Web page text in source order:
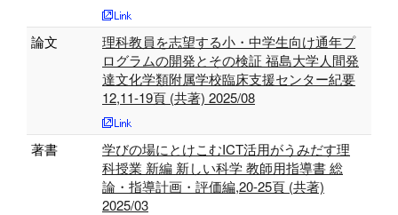
論文
理科教員を志望する小・中学生向け通年プ
ログラムの開発とその検証 福島大学人間発
達文化学類附属学校臨床支援センター紀要
12,11-19頁 (共著) 2025/08
著書
学びの場にとけこむICT活用がうみだす理
科授業 新編 新しい科学 教師用指導書 総
論・指導計画・評価編,20-25頁 (共著)
2025/03